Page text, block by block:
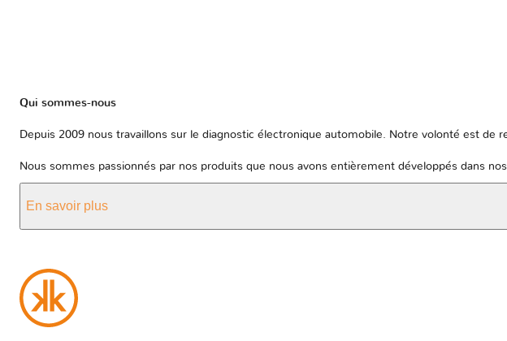
Qui sommes-nous
Depuis 2009 nous travaillons sur le diagnostic électronique automobile. Notre volonté est de
Nous sommes passionnés par nos produits que nous avons entièrement développés dans
En savoir plus